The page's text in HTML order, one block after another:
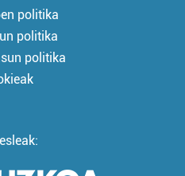
politika
politika
politika